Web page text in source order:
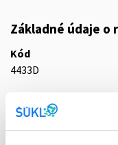
Základné údaje o
Kód
4433D
Registračné číslo
16/0099/20-S